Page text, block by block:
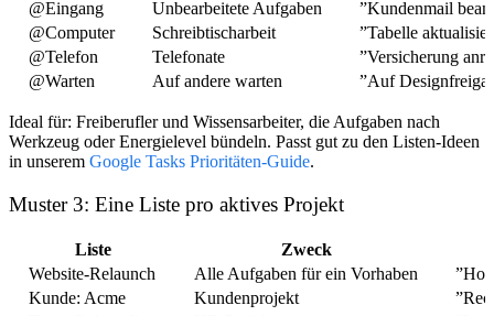
@Eingang
Unbearbeitete Aufgaben
”Kundenmail
@Computer
Schreibtischarbeit
”Tabelle
@Telefon
Telefonate
”Versicherung
@Warten
Auf andere warten ”Auf
Ideal für: Freiberufler und Wissensarbeiter, die Aufgaben nach
Werkzeug oder Energielevel bündeln. Passt gut zu den Listen-Ideen
in unserem Google Tasks Prioritäten-Guide.
Muster 3: Eine Liste pro aktives Projekt
Liste
Zweck
Website-Relaunch
Alle Aufgaben für ein Vorhaben
Kunde: Acme
Kundenprojekt